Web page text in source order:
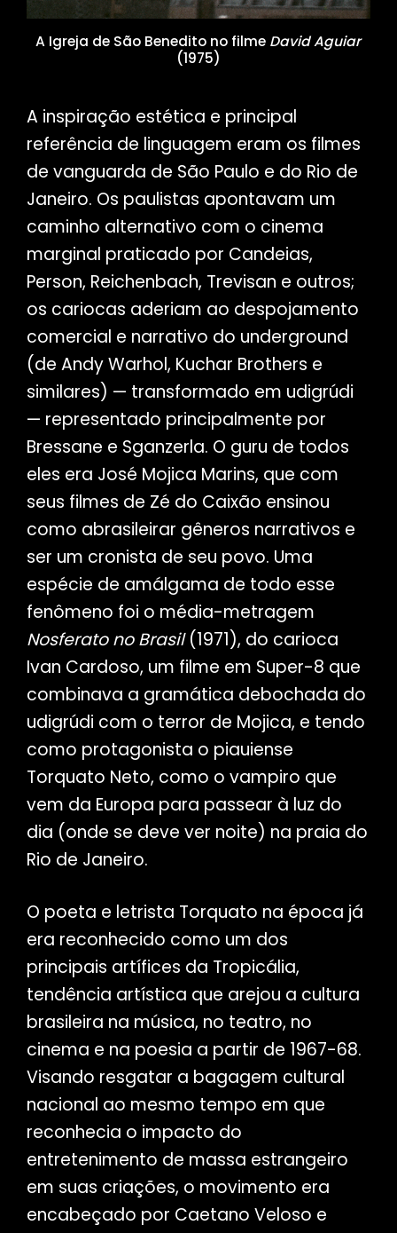
A Igreja de São Benedito no filme David Aguiar
(1975)
A inspiração estética e principal
referência de linguagem eram os filmes
de vanguarda de São Paulo e do Rio de
Janeiro. Os paulistas apontavam um
caminho alternativo com o cinema
marginal praticado por Candeias,
Person, Reichenbach, Trevisan e outros;
os cariocas aderiam ao despojamento
comercial e narrativo do underground
(de Andy Warhol, Kuchar Brothers e
similares) — transformado em udigrúdi
— representado principalmente por
Bressane e Sganzerla. O guru de todos
eles era José Mojica Marins, que com
seus filmes de Zé do Caixão ensinou
como abrasileirar gêneros narrativos e
ser um cronista de seu povo. Uma
espécie de amálgama de todo esse
fenômeno foi o média-metragem
Nosferato no Brasil(1971), do carioca
Ivan Cardoso, um filme em Super-8 que
combinava a gramática debochada do
udigrúdi com o terror de Mojica, e tendo
como protagonista o piauiense
Torquato Neto, como o vampiro que
vem da Europa para passear à luz do
dia (onde se deve ver noite) na praia do
Rio de Janeiro.
O poeta e letrista Torquato na época já
era reconhecido como um dos
principais artífices da Tropicália,
tendência artística que arejou a cultura
brasileira na música, no teatro, no
cinema e na poesia a partir de 1967-68.
Visando resgatar a bagagem cultural
nacional ao mesmo tempo em que
reconhecia o impacto do
entretenimento de massa estrangeiro
em suas criações, o movimento era
encabeçado por Caetano Veloso e